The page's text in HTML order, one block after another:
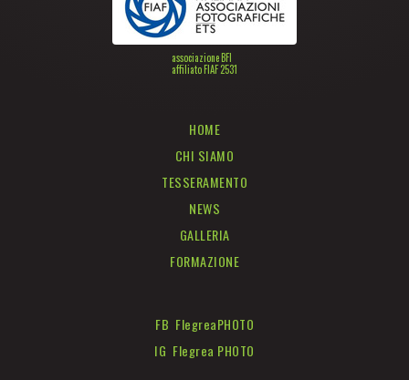
associazione BFI
affiliato FIAF 2531
HOME
CHI SIAMO
TESSERAMENTO
NEWS
GALLERIA
FORMAZIONE
FB FlegreaPHOTO
IG Flegrea PHOTO